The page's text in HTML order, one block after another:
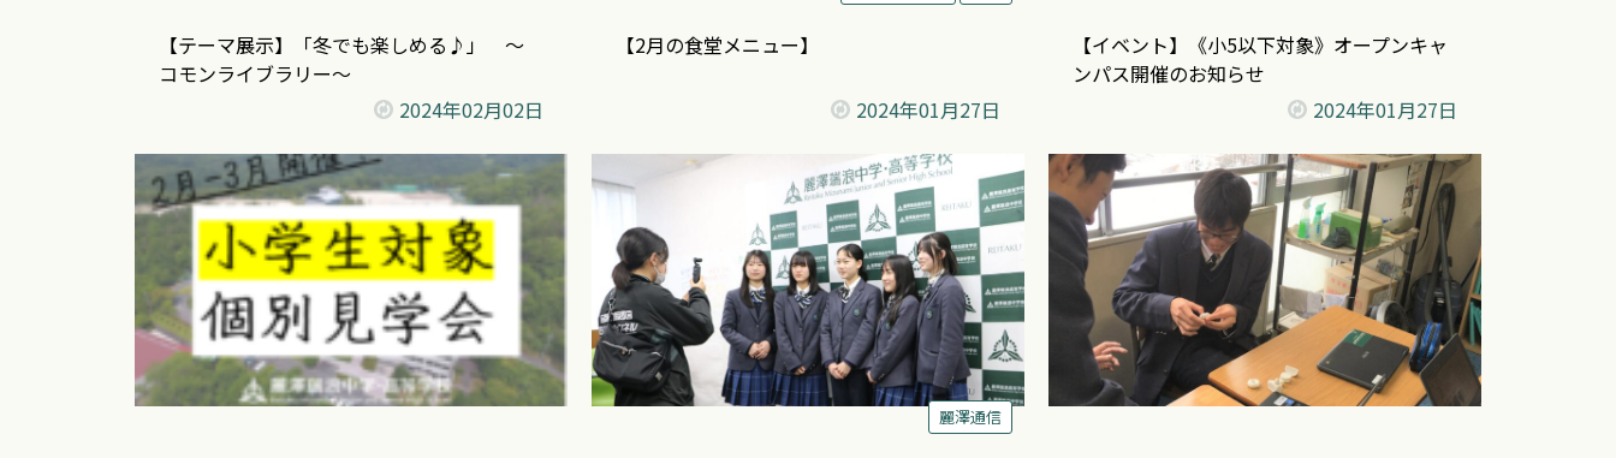
【テーマ展示】「冬でも楽しめる♪」 ～
コモンライブラリー～
2024年02月02日
【2月の食堂メニュー】
2024年01月27日
【イベント】《小5以下対象》オープンキャ
ンパス開催のお知らせ
2024年01月27日
麗澤通信